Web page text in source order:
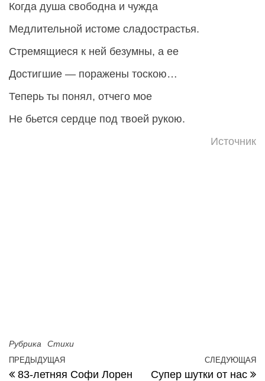
Когда душа свободна и чужда
Медлительной истоме сладострастья.
Стремящиеся к ней безумны, а ее
Достигшие — поражены тоскою…
Теперь ты понял, отчего мое
Не бьется сердце под твоей рукою.
Источник
Рубрика Стихи
Навигация по записям
Предыдущая запись
ПРЕДЫДУЩАЯ
83-летняя Софи Лорен
СЛЕДУЮЩАЯ
Супер шутки от нас